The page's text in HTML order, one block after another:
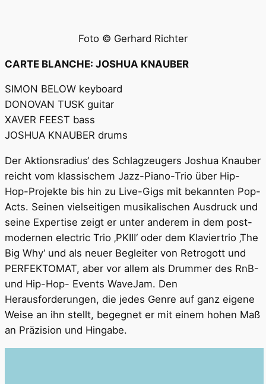
Foto © Gerhard Richter
CARTE BLANCHE: JOSHUA KNAUBER
SIMON BELOW keyboard
DONOVAN TUSK guitar
XAVER FEEST bass
JOSHUA KNAUBER drums
Der Aktionsradius‘ des Schlagzeugers Joshua Knauber
reicht vom klassischem Jazz-Piano-Trio über Hip-
Hop-Projekte bis hin zu Live-Gigs mit bekannten Pop-
Acts. Seinen vielseitigen musikalischen Ausdruck und
seine Expertise zeigt er unter anderem in dem post-
modernen electric Trio ‚PKIII‘ oder dem Klaviertrio ‚The
Big Why‘ und als neuer Begleiter von Retrogott und
PERFEKTOMAT, aber vor allem als Drummer des RnB-
und Hip-Hop- Events WaveJam. Den
Herausforderungen, die jedes Genre auf ganz eigene
Weise an ihn stellt, begegnet er mit einem hohen Maß
an Präzision und Hingabe.